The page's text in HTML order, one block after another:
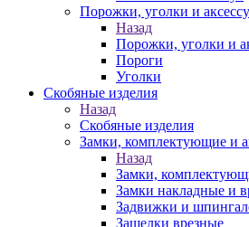
Порожки, уголки и
Назад
Порожки, уголки и
Пороги
Уголки
Скобяные изделия
Назад
Скобяные изделия
Замки, комплектующие и
Назад
Замки,
Замки накладные и
Задвижки и
Защелки врезные